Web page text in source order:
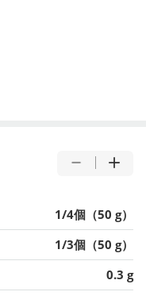
1/4個（50 g）
1/3個（50 g）
0.3 g